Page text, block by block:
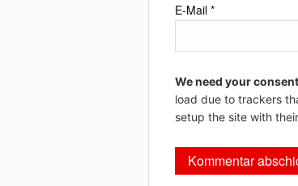
E-Mail *
We need your
load due to trackers
setup the site with